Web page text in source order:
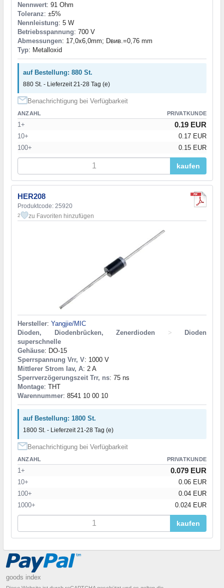
Nennwert: 91 Ohm
Toleranz: ±5%
Nennleistung: 5 W
Betriebsspannung: 700 V
Abmessungen: 17,0x6,0mm; Dвив.=0,76 mm
Typ: Metalloxid
auf Bestellung: 880 St.
880 St. - Lieferzeit 21-28 Tag (e)
Benachrichtigung bei Verfügbarkeit
ANZAHL PRIVATKUNDE
1+ 0.19 EUR
10+
0.17 EUR
100+
0.15 EUR
kaufen
HER208
Produktcode: 25920
2 zu Favoriten hinzufügen
Hersteller: Yangjie/MIC
Dioden, Diodenbrücken, Zenerdioden
>
Dioden
superschnelle
Gehäuse: DO-15
Sperrspannung Vrr, V: 1000 V
Mittlerer Strom Iav, A: 2 A
Sperrverzögerungszeit Trr, ns: 75 ns
Montage: THT
Warennummer: 8541 10 00 10
auf Bestellung: 1800 St.
1800 St. - Lieferzeit 21-28 Tag (e)
Benachrichtigung bei Verfügbarkeit
ANZAHL PRIVATKUNDE
1+ 0.079 EUR
10+
0.06 EUR
100+
0.04 EUR
1000+
0.024 EUR
kaufen
goods index